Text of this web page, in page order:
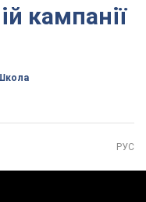
кампанії
РУС